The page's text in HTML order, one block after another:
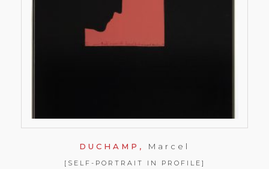
DUCHAMP, Marcel
[SELF-PORTRAIT IN PROFILE]